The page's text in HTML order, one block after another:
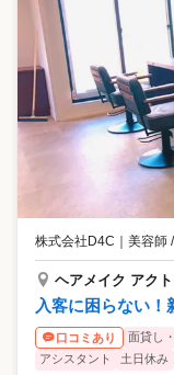
株式会社D4C 美容師
ヘアメイク アク
入客に困らない！
口コミあり 面貸し
アシスタント
土日休み